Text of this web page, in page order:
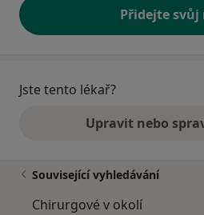
Přidejte svůj
Jste tento lékař?
Upravit nebo
Související vyhledávání
Chirurgové v okolí